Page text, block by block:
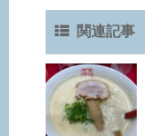
関連記事